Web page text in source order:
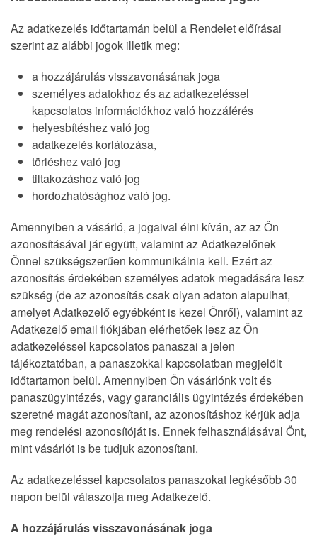
Az adatkezelés időtartamán belül a Rendelet előírásai
szerint az alábbi jogok illetik meg:
a hozzájárulás visszavonásának joga
személyes adatokhoz és az adatkezeléssel
kapcsolatos információkhoz való hozzáférés
helyesbítéshez való jog
adatkezelés korlátozása,
törléshez való jog
tiltakozáshoz való jog
hordozhatósághoz való jog.
Amennyiben a vásárló, a jogaival élni kíván, az az Ön
azonosításával jár együtt, valamint az Adatkezelőnek
Önnel szükségszerűen kommunikálnia kell. Ezért az
azonosítás érdekében személyes adatok megadására lesz
szükség (de az azonosítás csak olyan adaton alapulhat,
amelyet Adatkezelő egyébként is kezel Önről), valamint az
Adatkezelő email fiókjában elérhetőek lesz az Ön
adatkezeléssel kapcsolatos panaszai a jelen
tájékoztatóban, a panaszokkal kapcsolatban megjelölt
időtartamon belül. Amennyiben Ön vásárlónk volt és
panaszügyintézés, vagy garanciális ügyintézés érdekében
szeretné magát azonosítani, az azonosításhoz kérjük adja
meg rendelési azonosítóját is. Ennek felhasználásával Önt,
mint vásárlót is be tudjuk azonosítani.
Az adatkezeléssel kapcsolatos panaszokat legkésőbb 30
napon belül válaszolja meg Adatkezelő.
A hozzájárulás visszavonásának joga